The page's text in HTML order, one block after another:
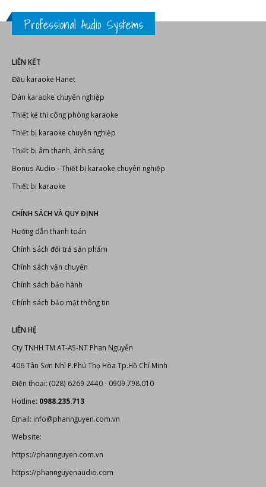
Professional Audio Systems
LIÊN KẾT
Đầu karaoke Hanet
Dàn karaoke chuyên nghiệp
Thiết kế thi công phòng karaoke
Thiết bị karaoke chuyên nghiệp
Thiết bị âm thanh, ánh sáng
Bonus Audio -Thiết bị karaoke chuyên nghiệp
Thiết bị karaoke
CHÍNH SÁCH VÀ QUY ĐỊNH
Hướng dẫn thanh toán
Chính sách đổi trả sản phẩm
Chính sách vận chuyển
Chính sách bảo hành
Chính sách bảo mật thông tin
LIÊN HỆ
Cty TNHH TM AT-AS-NT Phan Nguyễn
406 Tân Sơn Nhì P.Phú Thọ Hòa Tp.Hồ Chí Minh
Điện thoại: (028) 6269 2440 - 0909.798.010
Hotline: 0988.235.713
Email: info@phannguyen.com.vn
Website:
https://phannguyen.com.vn
https://phannguyenaudio.com